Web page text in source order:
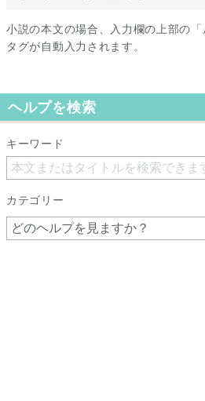
小説の本文の場合、入力欄の上部の
タグが自動入力されます。
ヘルプを検索
キーワード
カテゴリー